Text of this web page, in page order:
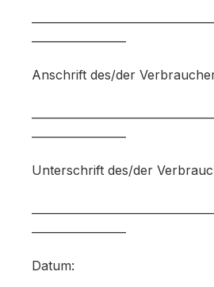
Anschrift des/der
Unterschrift des/der
Datum: